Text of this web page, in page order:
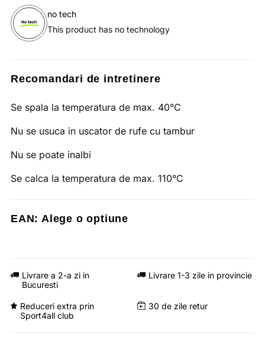
no tech
This product has no technology
Recomandari de intretinere
Se spala la temperatura de max. 40°C
Nu se usuca in uscator de rufe cu tambur
Nu se poate inalbi
Se calca la temperatura de max. 110°C
EAN: Alege o optiune
Livrare a 2-a zi in
Bucuresti
Livrare 1-3 zile in provincie
Reduceri extra prin
Sport4all club
30 de zile retur